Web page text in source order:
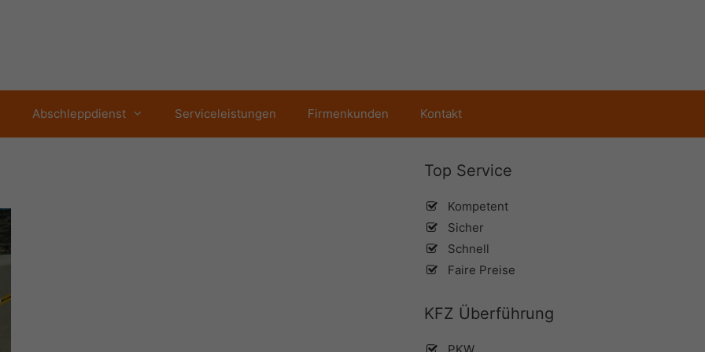
Abschleppdienst Serviceleistungen Firmenkunden Kontakt
Top Service
Kompetent
Sicher
Schnell
Faire Preise
KFZ Überführung